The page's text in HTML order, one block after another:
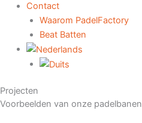
Contact
Waarom PadelFactory
Beat Batten
Projecten
Voorbeelden van onze padelbanen